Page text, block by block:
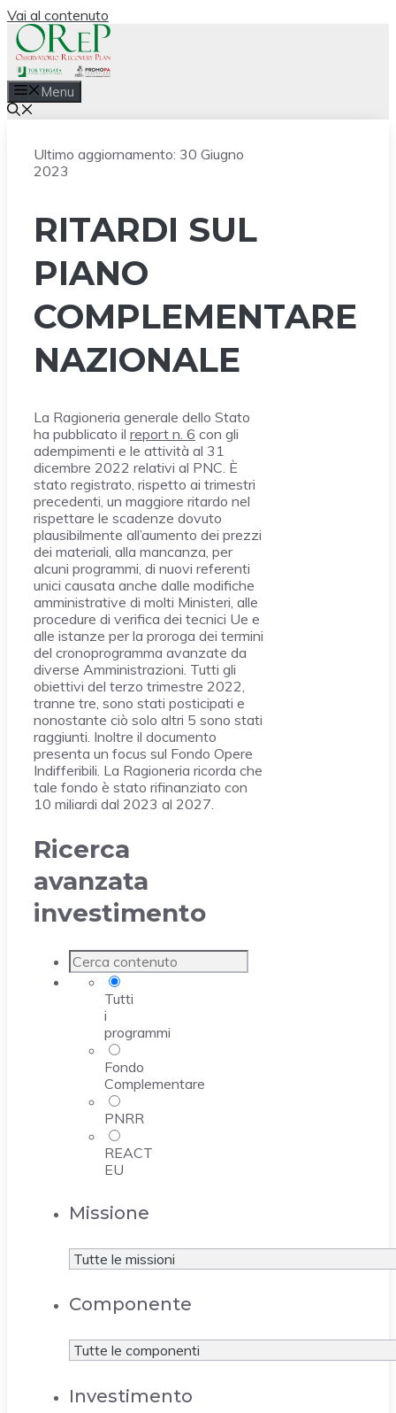
Vai al contenuto
Menu
Ultimo aggiornamento: 30 Giugno
2023
RITARDI SUL
PIANO
COMPLEMENTARE
NAZIONALE
La Ragioneria generale dello Stato
ha pubblicato il report n. 6 con gli
adempimenti e le attività al 31
dicembre 2022 relativi al PNC. È
stato registrato, rispetto ai trimestri
precedenti, un maggiore ritardo nel
rispettare le scadenze dovuto
plausibilmente all’aumento dei prezzi
dei materiali, alla mancanza, per
alcuni programmi, di nuovi referenti
unici causata anche dalle modifiche
amministrative di molti Ministeri, alle
procedure di verifica dei tecnici Ue e
alle istanze per la proroga dei termini
del cronoprogramma avanzate da
diverse Amministrazioni. Tutti gli
obiettivi del terzo trimestre 2022,
tranne tre, sono stati posticipati e
nonostante ciò solo altri 5 sono stati
raggiunti. Inoltre il documento
presenta un focus sul Fondo Opere
Indifferibili. La Ragioneria ricorda che
tale fondo è stato rifinanziato con
10 miliardi dal 2023 al 2027.
Ricerca
avanzata
investimento
Tutti
i
programmi
Fondo
Complementare
PNRR
REACT
EU
Missione
Componente
Investimento